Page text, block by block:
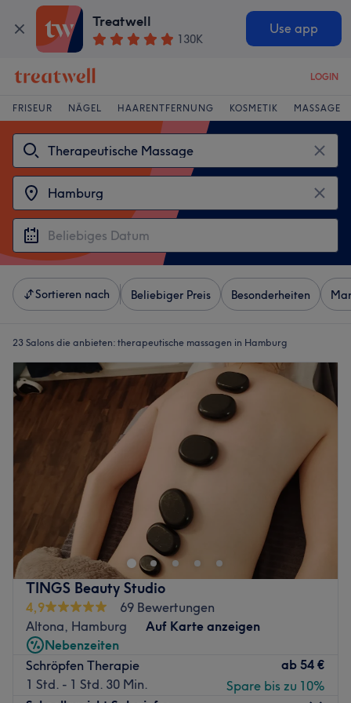
Treatwell
130K
Use app
LOGIN
FRISEUR NÄGEL HAARENTFERNUNG KOSMETIK MASSAGE
Sortieren nach Beliebiger Preis Besonderheiten
23 Salons die anbieten: therapeutische massagen in Hamburg
TINGS Beauty Studio
4,9
69 Bewertungen
Altona, Hamburg
Auf Karte anzeigen
Nebenzeiten
Schröpfen Therapie
1 Std. - 1 Std. 30 Min.
ab 54 €
Spare bis zu 10%